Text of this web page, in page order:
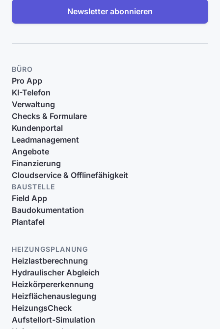
Newsletter abonnieren
BÜRO
Pro App
KI-Telefon
Verwaltung
Checks & Formulare
Kundenportal
Leadmanagement
Angebote
Finanzierung
Cloudservice & Offlinefähigkeit
BAUSTELLE
Field App
Baudokumentation
Plantafel
HEIZUNGSPLANUNG
Heizlastberechnung
Hydraulischer Abgleich
Heizkörpererkennung
Heizflächenauslegung
HeizungsCheck
Aufstellort-Simulation